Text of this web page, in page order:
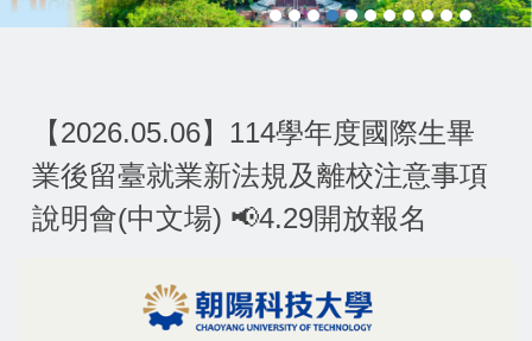
【2026.05.06】114學年度國際生畢
業後留臺就業新法規及離校注意事項
說明會(中文場) 📢4.29開放報名